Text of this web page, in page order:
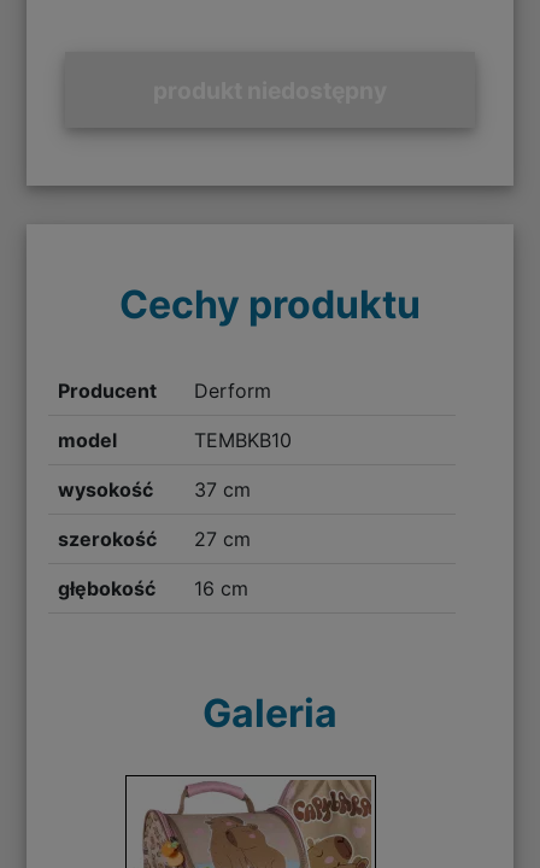
Cechy produktu
Producent Derform
model TEMBKB10
wysokość 37 cm
szerokość 27 cm
głębokość 16 cm
Galeria